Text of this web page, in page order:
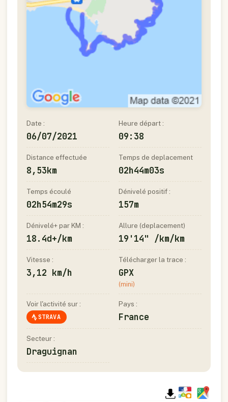
Date :
06/07/2021
Heure départ :
09:38
Distance effectuée
8,53km
Temps de deplacement
02h44m03s
Temps écoulé
02h54m29s
Dénivelé positif :
157m
Dénivelé+ par KM :
18.4d+/km
Allure (deplacement)
19'14" /km/km
Vitesse :
3,12 km/h
Télécharger la trace :
GPX
(mini)
Voir l'activité sur :
STRAVA
Pays :
France
Secteur :
Draguignan